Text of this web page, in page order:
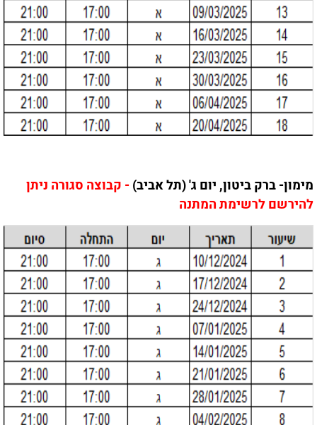
מימון- ברק ביטון, יום ג' (תל אביב)- קבוצה סגורה ניתן
להירשם לרשימת המתנה